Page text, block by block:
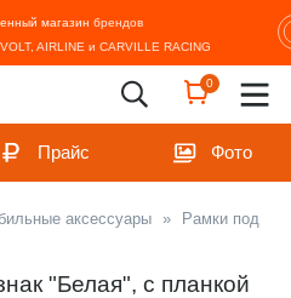
магазин брендов
AIRLINE и CARVILLE RACING
0
Прайс Фото
аксессуары »
Рамки под
"Белая", с планкой